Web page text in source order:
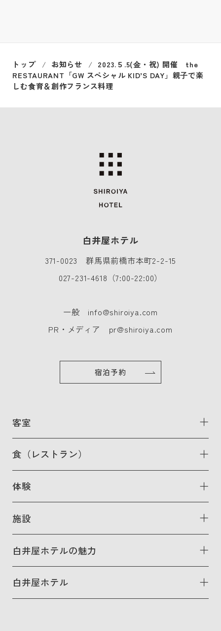
トップ お知らせ
2023.５.5(⾦・祝) 開催 the
RESTAURANT「GW スペシャル KIDʼS DAY」親⼦で楽
しむ⾷育＆創作フランス料理
白井屋ホテル
371-0023 群馬県前橋市本町2-2-15
027-231-4618 （7:00-22:00）
一般 info@shiroiya.com
PR・メディア pr@shiroiya.com
宿泊予約
客室
食（レストラン）
体験
施設
白井屋ホテルの魅力
白井屋ホテル